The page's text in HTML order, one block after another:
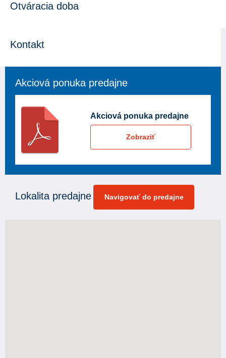
Otváracia doba
Kontakt
Akciová ponuka predajne
Akciová ponuka predajne
Zobraziť
Lokalita predajne Navigovať do predajne